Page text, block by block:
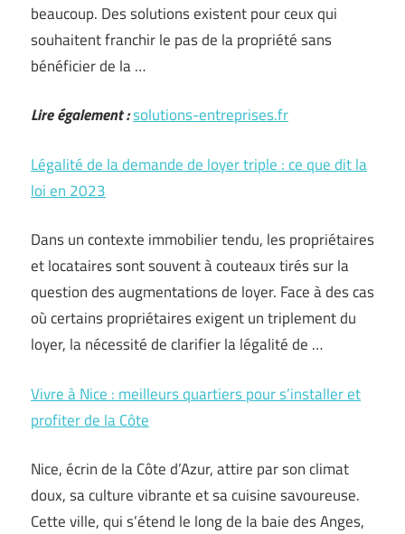
beaucoup. Des solutions existent pour ceux qui
souhaitent franchir le pas de la propriété sans
bénéficier de la …
Lire également :solutions-entreprises.fr
Légalité de la demande de loyer triple : ce que dit la
loi en 2023
Dans un contexte immobilier tendu, les propriétaires
et locataires sont souvent à couteaux tirés sur la
question des augmentations de loyer. Face à des cas
où certains propriétaires exigent un triplement du
loyer, la nécessité de clarifier la légalité de …
Vivre à Nice : meilleurs quartiers pour s’installer et
profiter de la Côte
Nice, écrin de la Côte d’Azur, attire par son climat
doux, sa culture vibrante et sa cuisine savoureuse.
Cette ville, qui s’étend le long de la baie des Anges,